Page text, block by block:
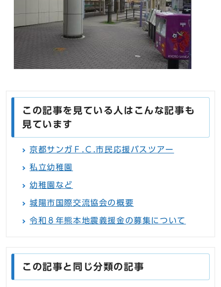
この記事を見ている人はこんな記事も
見ています
京都サンガＦ.Ｃ.市民応援バスツアー
私立幼稚園
幼稚園など
城陽市国際交流協会の概要
令和８年熊本地震義援金の募集について
この記事と同じ分類の記事